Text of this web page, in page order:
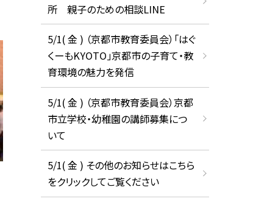
所 親子のための相談LINE
5/1( 金 ) （京都市教育委員会）「はぐ
くーもKYOTO」京都市の子育て・教
育環境の魅力を発信
5/1( 金 ) （京都市教育委員会）京都
市立学校・幼稚園の講師募集につ
いて
5/1( 金 ) その他のお知らせはこちら
をクリックしてご覧ください